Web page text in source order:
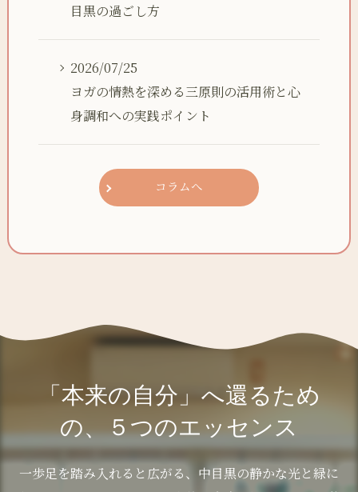
目黒の過ごし方
2026/07/25
ヨガの情熱を深める三原則の活用術と心
身調和への実践ポイント
コラムへ
「本来の自分」へ還るため
の、５つのエッセンス
一歩足を踏み入れると広がる、中目黒の静かな光と緑に